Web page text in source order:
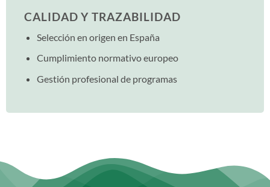
CALIDAD Y TRAZABILIDAD
Selección en origen en España
Cumplimiento normativo europeo
Gestión profesional de programas